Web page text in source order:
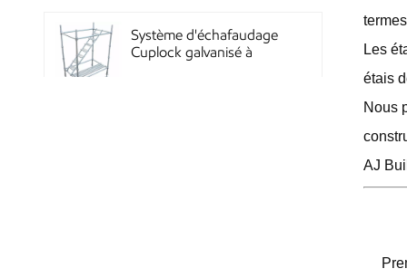
Les
étais
Nous
AJ
Système d'échafaudage
Cuplock galvanisé à